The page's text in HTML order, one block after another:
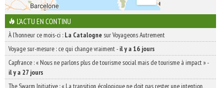
L'ACTU EN CONTINU
À l'honneur ce mois-ci : La Catalogne sur Voyageons Autrement
Voyage sur-mesure : ce qui change vraiment-il y a 16 jours
Capfrance : « Nous ne parlons plus de tourisme social mais de tourisme à impact »-
il y a 27 jours